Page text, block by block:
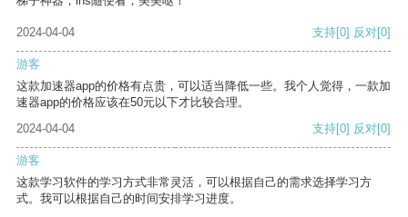
2024-04-04 支持[0] 反对[0]
游客
这款加速器app的价格有点贵，可以适当降低一些。我个人觉得，一款加
速器app的价格应该在50元以下才比较合理。
2024-04-04
支持[0] 反对[0]
游客
这款学习软件的学习方式非常灵活，可以根据自己的需求选择学习方
式。我可以根据自己的时间安排学习进度。